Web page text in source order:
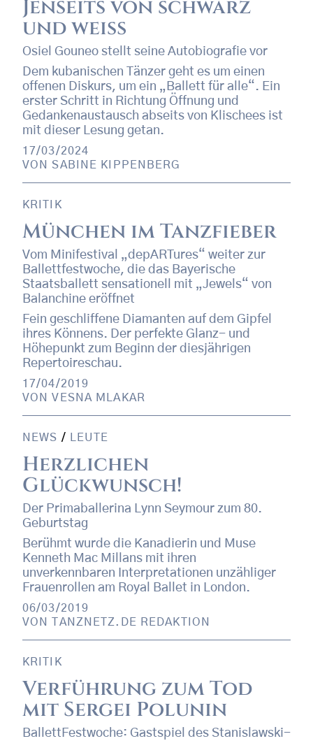
Jenseits von schwarz
und weiß
Osiel Gouneo stellt seine Autobiografie vor
Dem kubanischen Tänzer geht es um einen
offenen Diskurs, um ein „Ballett für alle“. Ein
erster Schritt in Richtung Öffnung und
Gedankenaustausch abseits von Klischees ist
mit dieser Lesung getan.
17/03/2024
VON SABINE KIPPENBERG
KRITIK
München im Tanzfieber
Vom Minifestival „depARTures“ weiter zur
Ballettfestwoche, die das Bayerische
Staatsballett sensationell mit „Jewels“ von
Balanchine eröffnet
Fein geschliffene Diamanten auf dem Gipfel
ihres Könnens. Der perfekte Glanz- und
Höhepunkt zum Beginn der diesjährigen
Repertoireschau.
17/04/2019
VONVESNA MLAKAR
NEWS / LEUTE
Herzlichen
Glückwunsch!
Der Primaballerina Lynn Seymour zum 80.
Geburtstag
Berühmt wurde die Kanadierin und Muse
Kenneth Mac Millans mit ihren
unverkennbaren Interpretationen unzähliger
Frauenrollen am Royal Ballet in London.
06/03/2019
VON
TANZNETZ.DE REDAKTION
KRITIK
Verführung zum Tod
mit Sergei Polunin
BallettFestwoche: Gastspiel des Stanislawski-